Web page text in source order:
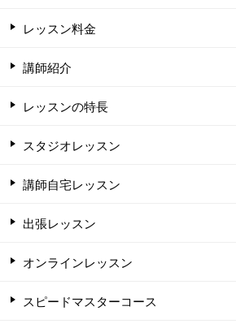
レッスン料金
講師紹介
レッスンの特長
スタジオレッスン
講師自宅レッスン
出張レッスン
オンラインレッスン
スピードマスターコース